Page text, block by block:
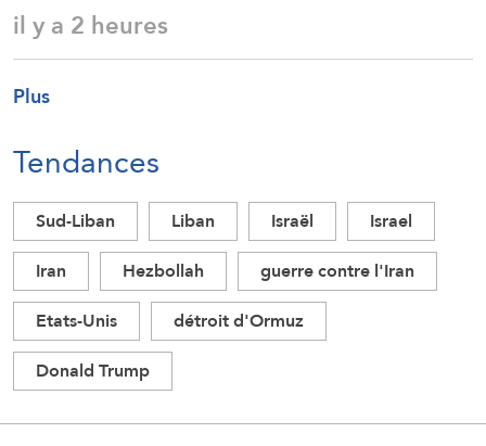
il y a 2 heures
Plus
Tendances
Sud-Liban Liban Israël
Israel
Iran
Hezbollah
guerre contre l'Iran
Etats-Unis
détroit d'Ormuz
Donald Trump